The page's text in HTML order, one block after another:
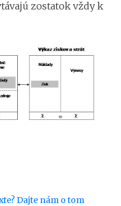
zostatok vždy k
Dajte nám o tom